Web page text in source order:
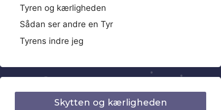
Tyren og kærligheden
Sådan ser andre en Tyr
Tyrens indre jeg
Skytten og kærligheden